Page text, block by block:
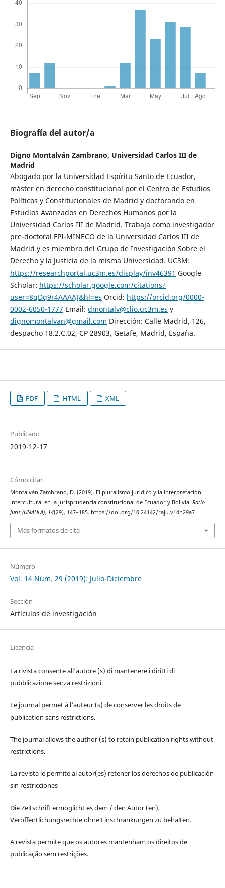
Biografía del autor/a
Digno Montalván Zambrano, Universidad Carlos III de
Madrid
Abogado por la Universidad Espíritu Santo de Ecuador,
máster en derecho constitucional por el Centro de Estudios
Políticos y Constitucionales de Madrid y doctorando en
Estudios Avanzados en Derechos Humanos por la
Universidad Carlos III de Madrid. Trabaja como investigador
pre-doctoral FPI-MINECO de la Universidad Carlos III de
Madrid y es miembro del Grupo de Investigación Sobre el
Derecho y la Justicia de la misma Universidad. UC3M:
https://researchportal.uc3m.es/display/inv46391 Google
Scholar: https://scholar.google.com/citations?
user=8qDq9r4AAAAJ&hl=es Orcid: https://orcid.org/0000-
0002-6050-1777 Email: dmontalv@clio.uc3m.es y
dignomontalvan@gmail.com Dirección: Calle Madrid, 126,
despacho 18.2.C.02, CP 28903, Getafe, Madrid, España.
PDF HTML XML
Publicado
2019-12-17
Cómo citar
Montalván Zambrano, D. (2019). El pluralismo jurídico y la interpretación
intercultural en la jurisprudencia constitucional de Ecuador y Bolivia. Ratio
Juris (UNAULA), 14(29), 147–185. https://doi.org/10.24142/raju.v14n29a7
Más formatos de cita
Número
Vol. 14 Núm. 29 (2019): Julio-Diciembre
Sección
Artículos de investigación
Licencia
La rivista consente all'autore (s) di mantenere i diritti di
pubblicazione senza restrizioni.
Le journal permet à l'auteur (s) de conserver les droits de
publication sans restrictions.
The journal allows the author (s) to retain publication rights without
restrictions.
La revista le permite al autor(es) retener los derechos de publicación
sin restricciones
Die Zeitschrift ermöglicht es dem / den Autor (en),
Veröffentlichungsrechte ohne Einschränkungen zu behalten.
A revista permite que os autores mantenham os direitos de
publicação sem restrições.